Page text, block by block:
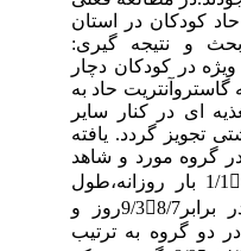
کودکان در استان
و نتیجه گیری:
در کودکان دچار
حاد به
ای در کنار سایر
تجویز گردد. یافته
گروه مورد و شاهد
به ترتیب99/0 3/3 و 1/19/4 بار روزانه،طول
کشیدن اسهال 2/39/4 در برابر9/38/7روز و
دو گروه به ترتیب